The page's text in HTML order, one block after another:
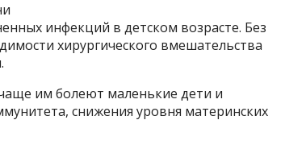
инфекций в детском возрасте. Без
хирургического вмешательства
им болеют маленькие дети и
снижения уровня материнских